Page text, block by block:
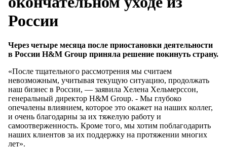
России
Через четыре месяца после приостановки деятельности
в России H&M Group приняла решение покинуть страну.
«После тщательного рассмотрения мы считаем
невозможным, учитывая текущую ситуацию, продолжать
наш бизнес в России, — заявила Хелена Хельмерссон,
генеральный директор H&M Group. - Мы глубоко
опечалены влиянием, которое это окажет на наших коллег,
и очень благодарны за их тяжелую работу и
самоотверженность. Кроме того, мы хотим поблагодарить
наших клиентов за их поддержку на протяжении многих
лет».